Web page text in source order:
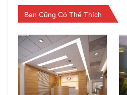
Bạn Cũng Có Thể Thích